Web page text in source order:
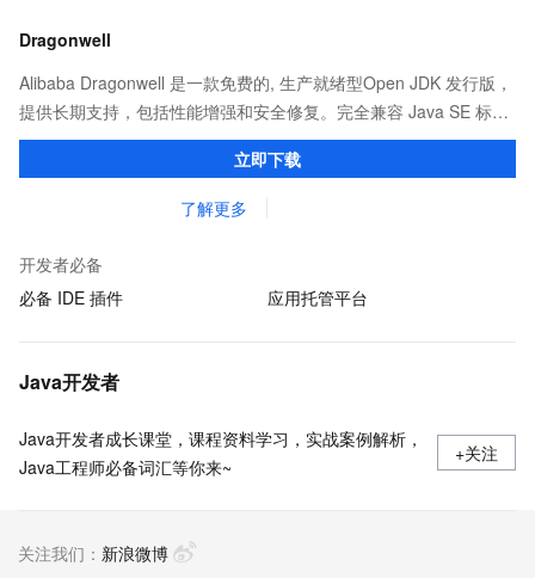
Dragonwell
Alibaba Dragonwell 是一款免费的, 生产就绪型Open JDK 发行版，
提供长期支持，包括性能增强和安全修复。完全兼容 Java SE 标
准，您可以在任何常用操作系统（包括 Linux、Windows 和
macOS）上开发 Java 应用程序。立即下载
了解更多
开发者必备
必备 IDE 插件
应用托管平台
Java开发者
Java开发者成长课堂，课程资料学习，实战案例解析，
Java工程师必备词汇等你来~
+关注
关注我们： 新浪微博